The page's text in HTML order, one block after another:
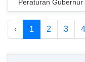
Peraturan Gubernur
‹ 1 2 3 4